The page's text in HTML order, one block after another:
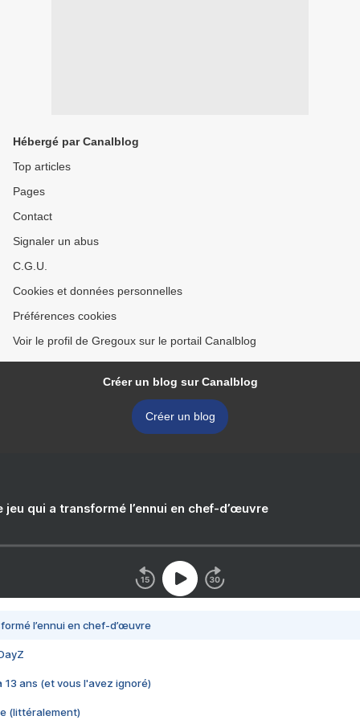
Hébergé par Canalblog
Top articles
Pages
Contact
Signaler un abus
C.G.U.
Cookies et données personnelles
Préférences cookies
Voir le profil de Gregoux sur le portail Canalblog
Créer un blog sur Canalblog
Créer un blog
jeu qui a transformé l’ennui en chef-d’œuvre
l’ennui en chef-d’œuvre
13 ans (et vous l'avez ignoré)
(littéralement)